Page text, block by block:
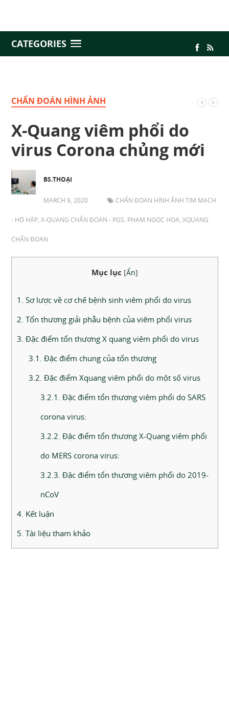
CATEGORIES
CHẨN ĐOÁN HÌNH ẢNH
X-Quang viêm phổi do
virus Corona chủng mới
BS.THOẠI
MARCH 9, 2020 CHẨN ĐOÁN HÌNH ẢNH TIM MẠCH
- HÔ HẤP,X-QUANG CHẨN ĐOÁN - PGS. PHẠM NGỌC HOA,XQUANG
CHẨN ĐOÁN
Mục lục [Ẩn]
1. Sơ lược về cơ chế bệnh sinh viêm phổi do virus
2. Tổn thương giải phẫu bệnh của viêm phổi virus
3. Đặc điểm tổn thương X quang viêm phổi do virus
3.1. Đặc điểm chung của tổn thương
3.2. Đặc điểm Xquang viêm phổi do một số virus
3.2.1. Đặc điểm tổn thương viêm phổi do SARS
corona virus:
3.2.2. Đặc điểm tổn thương X-Quang viêm phổi
do MERS corona virus:
3.2.3. Đặc điểm tổn thương viêm phổi do 2019-
nCoV
4. Kết luận
5. Tài liệu tham khảo